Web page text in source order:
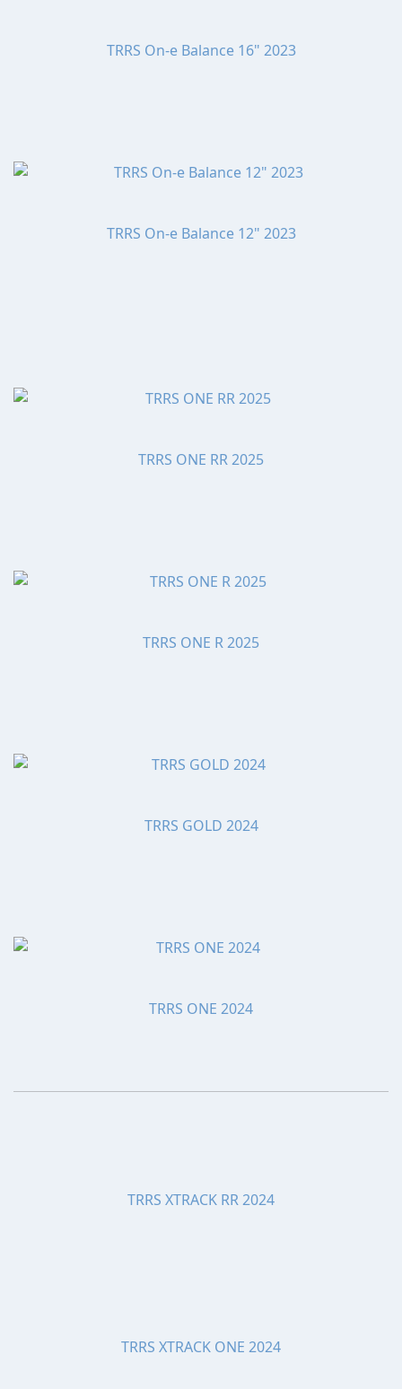
TRRS On-e Balance 16" 2023
TRRS On-e Balance 12" 2023
TRRS ONE RR 2025
TRRS ONE R 2025
TRRS GOLD 2024
TRRS ONE 2024
TRRS XTRACK RR 2024
TRRS XTRACK ONE 2024